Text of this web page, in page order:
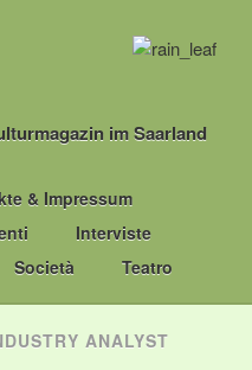
im Saarland
& Impressum
Interviste
Società Teatro
ANALYST